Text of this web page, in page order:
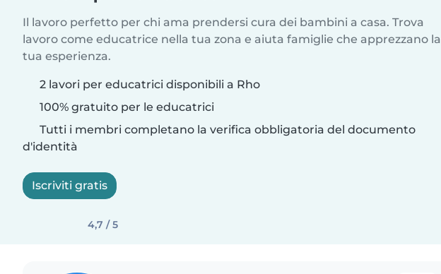
Il lavoro perfetto per chi ama prendersi cura dei bambini a casa. Trova
lavoro come educatrice nella tua zona e aiuta famiglie che apprezzano la
tua esperienza.
2 lavori per educatrici disponibili a Rho
100% gratuito per le educatrici
Tutti i membri completano la verifica obbligatoria del documento
d'identità
Iscriviti gratis
4,7 / 5